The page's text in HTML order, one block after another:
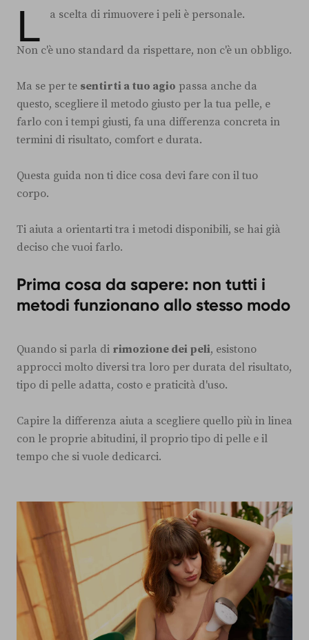
L a scelta di rimuovere i peli è personale.
Non c'è uno standard da rispettare, non c'è un obbligo.
Ma se per te sentirti a tuo agio passa anche da
questo, scegliere il metodo giusto per la tua pelle, e
farlo con i tempi giusti, fa una differenza concreta in
termini di risultato, comfort e durata.
Questa guida non ti dice cosa devi fare con il tuo
corpo.
Ti aiuta a orientarti tra i metodi disponibili, se hai già
deciso che vuoi farlo.
Prima cosa da sapere: non tutti i
metodi funzionano allo stesso modo
Quando si parla di rimozione dei peli, esistono
approcci molto diversi tra loro per durata del risultato,
tipo di pelle adatta, costo e praticità d'uso.
Capire la differenza aiuta a scegliere quello più in linea
con le proprie abitudini, il proprio tipo di pelle e il
tempo che si vuole dedicarci.